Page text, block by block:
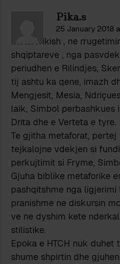
Pika.s
25 January 2018
Metaforikish , ne
shqiptareve , nga
periudhen e Rilindjes,
tij ashtu ka qene, imazh
Mengjesit, Mesia,
laik, Simbol perbashkues
Drita dhe e Verteta e tyre.
Te gjitha metaforat,
tejkalojne vdekjen si
perkujtimit si Fryme,
Gjuha biblike metaforike
pashqitshme nga ligjerimi
pranishme ne diskursin
ve ne dyshim kete
stilistike.
Epoka e HTCH nuk duhet
shume shpirtin dhe